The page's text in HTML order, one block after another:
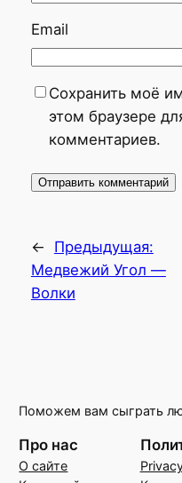
Email
Сохранить моё
этом браузере
комментариев.
←
Предыдущая:
Медвежий Угол —
Волки
Поможем вам сыграть
Про нас
О сайте